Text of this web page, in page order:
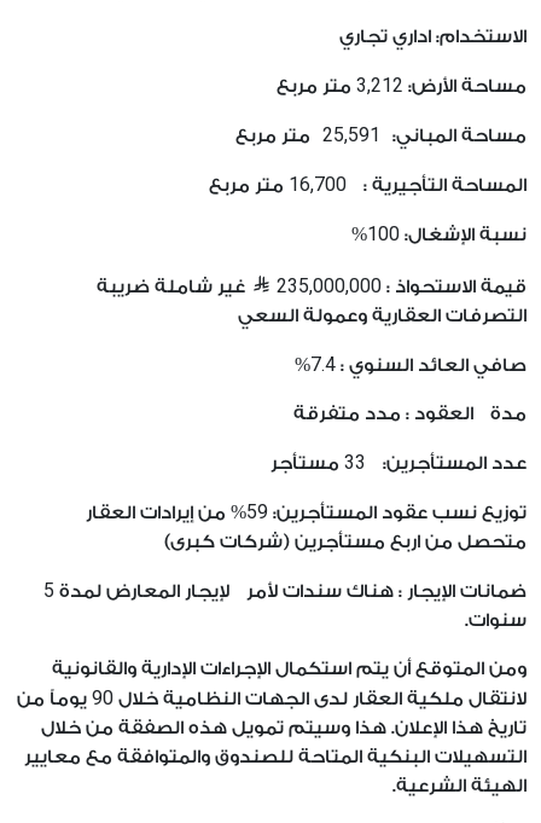
الاستخدام: اداري تجاري
مساحة الأرض: 3,212 متر مربع
مساحة المباني: 25,591 متر مربع
المساحة التأجيرية : 16,700 متر مربع
نسبة الإشغال: 100
%
قيمة الاستحواذ : 235,000,000
غير شاملة ضريبة
التصرفات العقارية وعمولة السعي
صافي العائد السنوي : 7.4
%
مدة العقود : مدد متفرقة
عدد المستأجرين: 33 مستأجر
توزيع نسب عقود المستأجرين: 59% من إيرادات العقار
متحصل من اربع مستأجرين (شركات كبرى)
ضمانات الإيجار : هناك سندات لأمر لإيجار المعارض لمدة 5
سنوات.
ومن المتوقع أن يتم استكمال الإجراءات الإدارية والقانونية
لانتقال ملكية العقار لدى الجهات النظامية خلال 90 يوماً من
تاريخ هذا الإعلان. هذا وسيتم تمويل هذه الصفقة من خلال
التسهيلات البنكية المتاحة للصندوق والمتوافقة مع معايير
الهيئة الشرعية.